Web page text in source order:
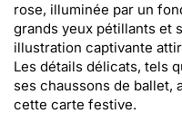
rose, illuminée par un
grands yeux pétillants et
illustration captivante
Les détails délicats, tels
ses chaussons de ballet,
cette carte festive.